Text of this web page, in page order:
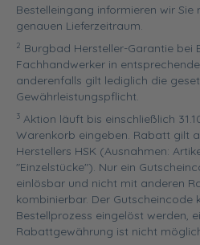
Bestelleingang informieren wir Sie
genauen Lieferzeitraum.
2 Burgbad Hersteller-Garantie bei
Fachhandwerker in
anderenfalls gilt lediglich die
Gewährleistungspflicht.
3 Aktion läuft bis einschließlich
Warenkorb eingeben. Rabatt gilt
Herstellers HSK (Ausnahmen:
"Einzelstücke"). Nur ein
einlösbar und nicht mit anderen
kombinierbar. Der Gutscheincode
Bestellprozess eingelöst werden,
Rabattgewährung ist nicht